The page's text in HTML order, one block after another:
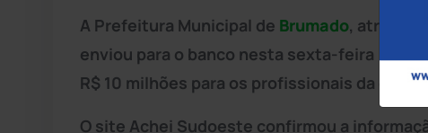
A Prefeitura Municipal de Brumado, através
enviou para o banco nesta sexta-feira (14)
R$ 10 milhões para os profissionais da
O site Achei Sudoeste confirmou a